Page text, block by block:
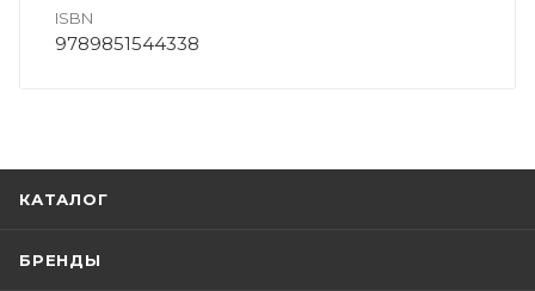
ISBN
9789851544338
КАТАЛОГ
БРЕНДЫ